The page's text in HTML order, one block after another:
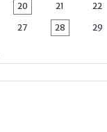
20 21 22
27 28 29